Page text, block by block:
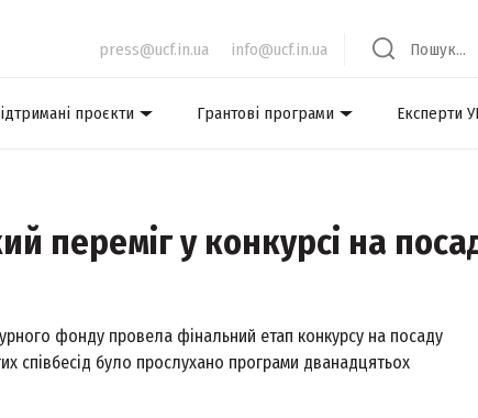
press@ucf.in.ua info@ucf.in.ua
проєкти Грантові програми Експерти
переміг у конкурсі на
фонду провела фінальний етап конкурсу на посаду
співбесід було прослухано програми дванадцятьох